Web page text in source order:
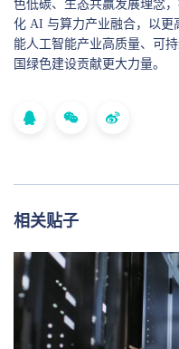
色低碳、生态共赢发展理念
化 AI 与算力产业融合，以更
能人工智能产业高质量、可
国绿色建设贡献更大力量。
相关贴子